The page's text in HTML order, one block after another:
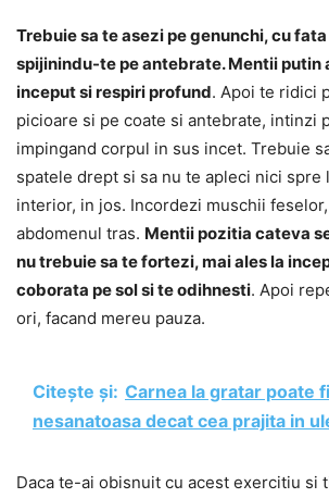
Trebuie sa te asezi pe genunchi, cu fata
spijinindu-te pe antebrate. Mentii putin
inceput si respiri profund. Apoi te ridici
picioare si pe coate si antebrate, intinzi
impingand corpul in sus incet. Trebuie
spatele drept si sa nu te apleci nici spre
interior, in jos. Incordezi muschii
abdomenul tras. Mentii pozitia cateva
nu trebuie sa te fortezi, mai ales la
coborata pe sol si te odihnesti. Apoi
ori, facand mereu pauza.
Citește și: Carnea la gratar poate
nesanatoasa decat cea prajita in
Daca te-ai obisnuit cu acest exercitiu si